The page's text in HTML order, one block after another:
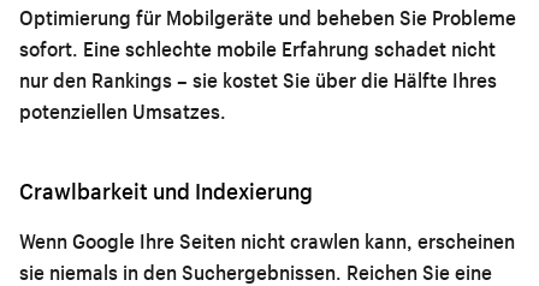
Optimierung für Mobilgeräte und beheben Sie Probleme
sofort. Eine schlechte mobile Erfahrung schadet nicht
nur den Rankings – sie kostet Sie über die Hälfte Ihres
potenziellen Umsatzes.
Crawlbarkeit und Indexierung
Wenn Google Ihre Seiten nicht crawlen kann, erscheinen
sie niemals in den Suchergebnissen. Reichen Sie eine